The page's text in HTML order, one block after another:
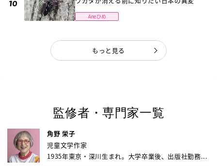
Aneひめ
もっと見る
監修者・専門家一覧
角野 栄子
児童文学作家
1935年東京・深川生まれ。大学卒業後、出版社勤務...